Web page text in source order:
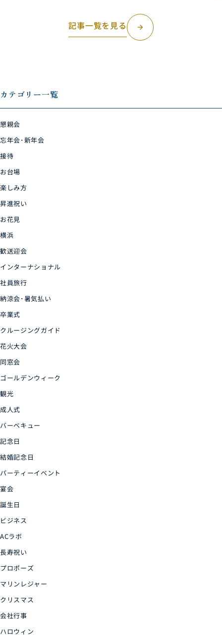
記事一覧を見る arrow_forward
カテゴリー一覧
懇親会
忘年会･新年会
接待
お台場
楽しみ方
昇進祝い
お花見
横浜
歓送迎会
インターナショナル
社員旅行
納涼会･暑気払い
卒業式
クルージングガイド
花火大会
同窓会
ゴールデンウィーク
観光
成人式
バーベキュー
記念日
結婚記念日
パーティーイベント
宴会
誕生日
ビジネス
ACラボ
長寿祝い
プロポーズ
マリンレジャー
クリスマス
会社行事
ハロウィン